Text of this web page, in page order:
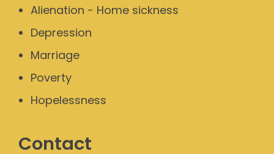
Alienation - Home sickness
Depression
Marriage
Poverty
Hopelessness
Contact